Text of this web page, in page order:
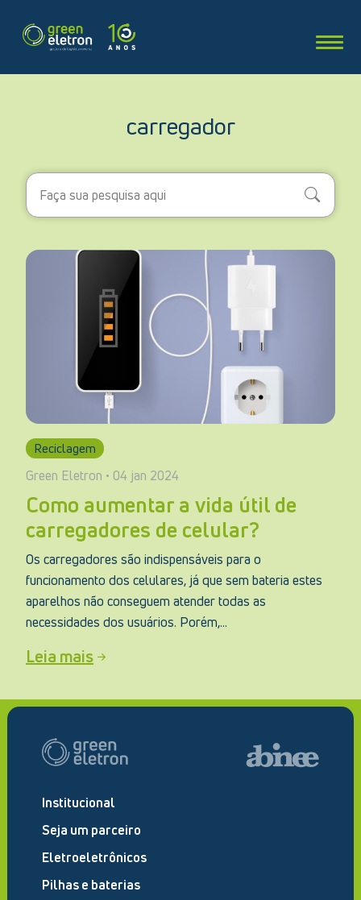
carregador
Search
Reciclagem
Green Eletron • 04 jan 2024
Como aumentar a vida útil de
carregadores de celular?
Os carregadores são indispensáveis para o
funcionamento dos celulares, já que sem bateria estes
aparelhos não conseguem atender todas as
necessidades dos usuários. Porém,...
Leia mais
Institucional
Seja um parceiro
Eletroeletrônicos
Pilhas e baterias